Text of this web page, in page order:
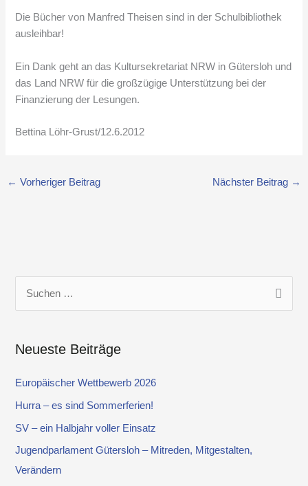
Die Bücher von Manfred Theisen sind in der Schulbibliothek
ausleihbar!
Ein Dank geht an das Kultursekretariat NRW in Gütersloh und
das Land NRW für die großzügige Unterstützung bei der
Finanzierung der Lesungen.
Bettina Löhr-Grust/12.6.2012
← Vorheriger Beitrag Nächster Beitrag →
h
e
c
h
Neueste Beiträge
Europäischer Wettbewerb 2026
Hurra – es sind Sommerferien!
SV – ein Halbjahr voller Einsatz
Jugendparlament Gütersloh – Mitreden, Mitgestalten,
Verändern